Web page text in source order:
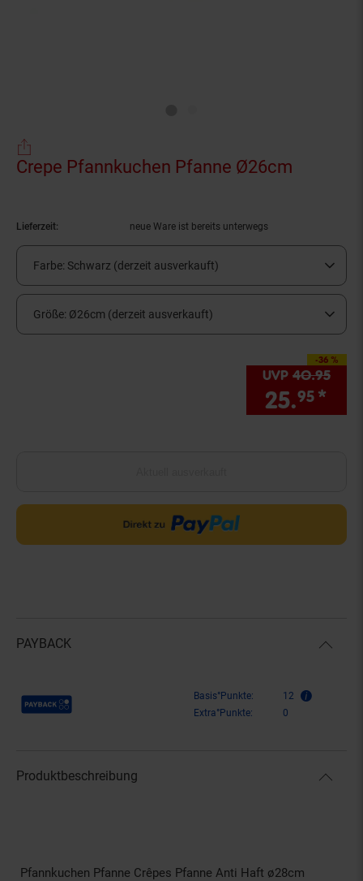
Crepe Pfannkuchen Pfanne Ø26cm
Lieferzeit: neue Ware ist bereits unterwegs
Farbe: Schwarz (derzeit ausverkauft)
Größe: Ø26cm (derzeit ausverkauft)
-36 %
Sie Sparen 36
UVP 40.95
25.95 *
PAYBACK
Payback Punkte Basis°Punkte:
12
Extra°Punkte:
0
Produktbeschreibung
Pfannkuchen Pfanne Crêpes Pfanne Anti Haft ø28cm